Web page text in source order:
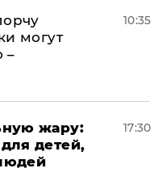
могут
–
10:35
жару:
детей,
17:30